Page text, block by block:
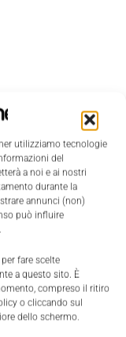
utilizziamo tecnologie
del
a noi e ai nostri
durante la
annunci (non)
può influire
fare scelte
a questo sito. È
compreso il ritiro
o cliccando sul
dello schermo.